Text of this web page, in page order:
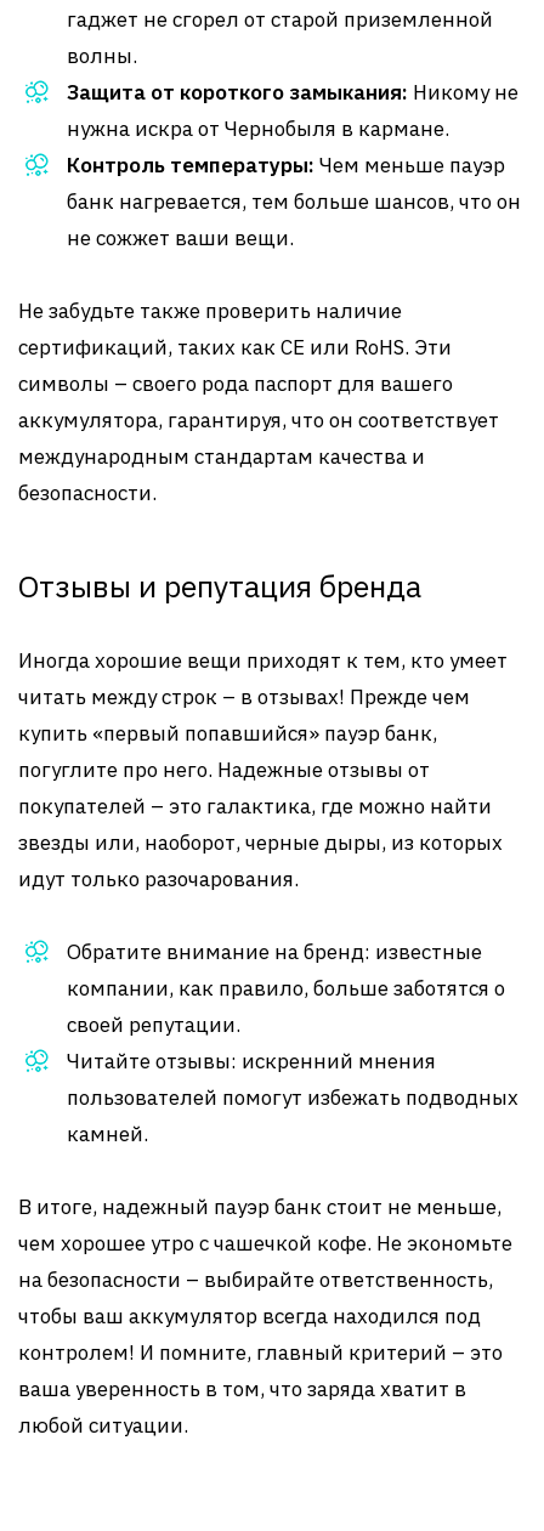
гаджет не сгорел от старой приземленной
волны.
Защита от короткого замыкания: Никому не
нужна искра от Чернобыля в кармане.
Контроль температуры: Чем меньше пауэр
банк нагревается, тем больше шансов, что он
не сожжет ваши вещи.
Не забудьте также проверить наличие
сертификаций, таких как CE или RoHS. Эти
символы – своего рода паспорт для вашего
аккумулятора, гарантируя, что он соответствует
международным стандартам качества и
безопасности.
Отзывы и репутация бренда
Иногда хорошие вещи приходят к тем, кто умеет
читать между строк – в отзывах! Прежде чем
купить «первый попавшийся» пауэр банк,
погуглите про него. Надежные отзывы от
покупателей – это галактика, где можно найти
звезды или, наоборот, черные дыры, из которых
идут только разочарования.
Обратите внимание на бренд: известные
компании, как правило, больше заботятся о
своей репутации.
Читайте отзывы: искренний мнения
пользователей помогут избежать подводных
камней.
В итоге, надежный пауэр банк стоит не меньше,
чем хорошее утро с чашечкой кофе. Не экономьте
на безопасности – выбирайте ответственность,
чтобы ваш аккумулятор всегда находился под
контролем! И помните, главный критерий – это
ваша уверенность в том, что заряда хватит в
любой ситуации.